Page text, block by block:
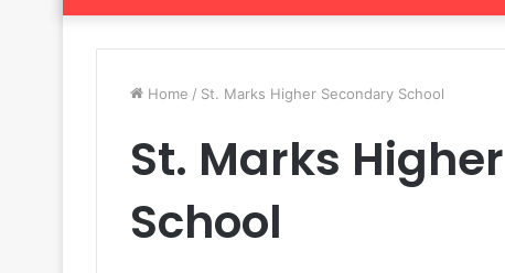
Home / St. Marks Higher Secondary School
St. Marks
School